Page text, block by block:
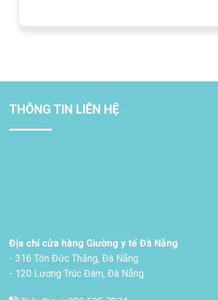
THÔNG TIN LIÊN HỆ
Địa chỉ cửa hàng Giường y tế Đà Nẵng
- 316 Tôn Đức Thắng, Đà Nẵng
- 120 Lương Trúc Đàm, Đà Nẵng